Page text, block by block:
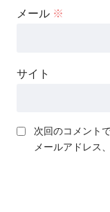
メール ※
サイト
次回のコメント
メールアドレス